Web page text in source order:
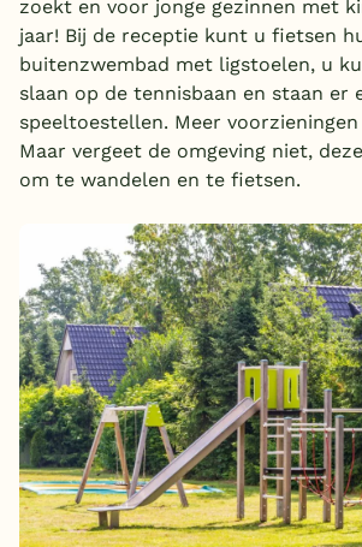
zoekt en voor jonge gezinnen met
jaar! Bij de receptie kunt u fietsen
buitenzwembad met ligstoelen, u
slaan op de tennisbaan en staan er
speeltoestellen. Meer
Maar vergeet de omgeving niet,
om te wandelen en te fietsen.